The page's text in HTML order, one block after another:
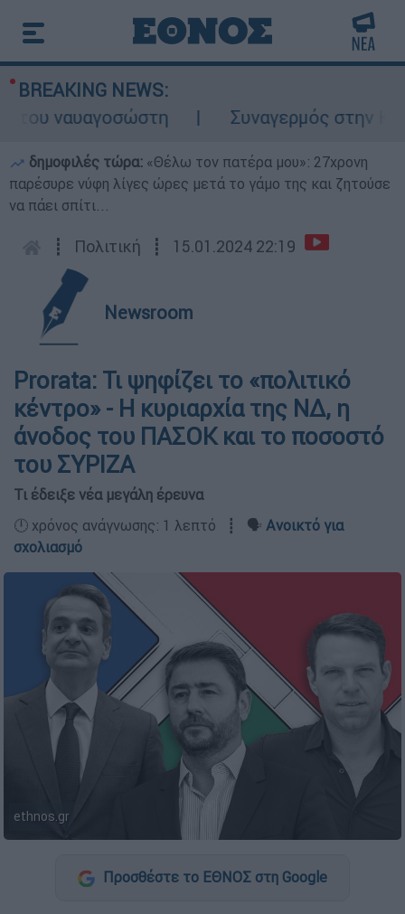
BREAKING NEWS:
ναυαγοσώστη
Συναγερμός στην
δημοφιλές τώρα: «Θέλω τον πατέρα μου»: 27χρονη
παρέσυρε νύφη λίγες ώρες μετά το γάμο της και ζητούσε
να πάει σπίτι...
┋ Πολιτική ┋ 15.01.2024 22:19
Newsroom
Prorata: Τι ψηφίζει το «πολιτικό
κέντρο» - Η κυριαρχία της ΝΔ, η
άνοδος του ΠΑΣΟΚ και το ποσοστό
του ΣΥΡΙΖΑ
Τι έδειξε νέα μεγάλη έρευνα
🕛 χρόνος ανάγνωσης: 1 λεπτό ┋ 🗣️ Ανοικτό για
σχολιασμό
ethnos.gr
Προσθέστε το ΕΘΝΟΣ στη Google